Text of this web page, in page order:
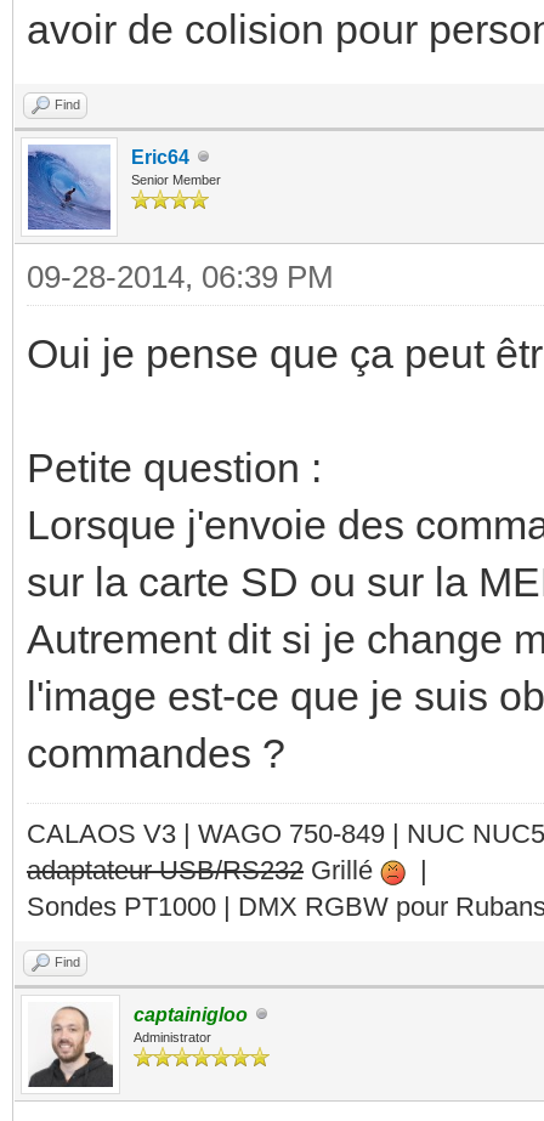
avoir de colision pour
Find
Eric64
Senior Member
09-28-2014, 06:39 PM
Oui je pense que ça peut
Petite question :
Lorsque j'envoie des
sur la carte SD ou sur la
Autrement dit si je change
l'image est-ce que je suis
commandes ?
CALAOS V3 | WAGO 750-849 | NUC
adaptateur USB/RS232 Grillé
|
Sondes PT1000 | DMX RGBW pour
Find
captainigloo
Administrator